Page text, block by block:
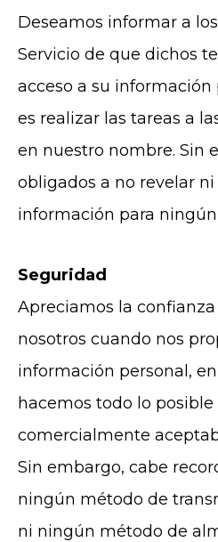
Deseamos informar a
Servicio de que dichos
acceso a su información
es realizar las tareas a
en nuestro nombre. Sin
obligados a no revelar
información para
Seguridad
Apreciamos la
nosotros cuando nos
información personal,
hacemos todo lo
comercialmente
Sin embargo, cabe
ningún método de
ni ningún método de